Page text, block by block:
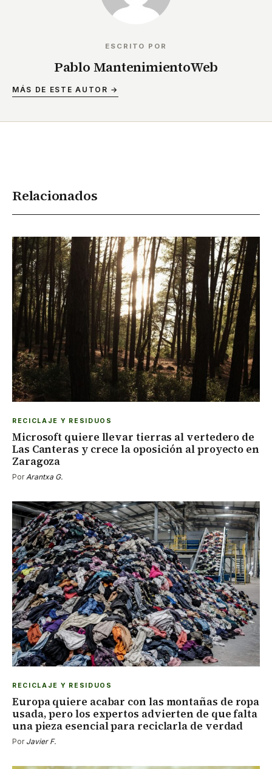
ESCRITO POR
Pablo MantenimientoWeb
MÁS DE ESTE AUTOR →
Relacionados
RECICLAJE Y RESIDUOS
Microsoft quiere llevar tierras al vertedero de
Las Canteras y crece la oposición al proyecto en
Zaragoza
Por Arantxa G.
RECICLAJE Y RESIDUOS
Europa quiere acabar con las montañas de ropa
usada, pero los expertos advierten de que falta
una pieza esencial para reciclarla de verdad
Por Javier F.